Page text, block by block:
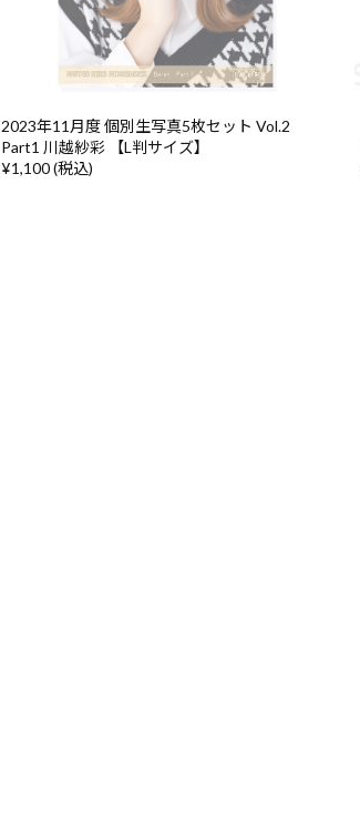
2023年11月度 個別生写真5枚セット Vol.2
Part1 川越紗彩 【L判サイズ】
¥1,100 (税込)